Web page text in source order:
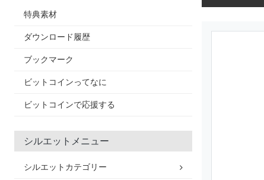
特典素材
ダウンロード履歴
ブックマーク
ビットコインってなに
ビットコインで応援する
シルエットメニュー
シルエットカテゴリー